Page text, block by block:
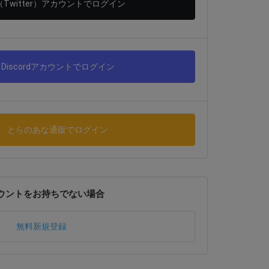
Twitter）アカウントでログイン
Discordアカウントでログイン
とらのあな通販でログイン
ントをお持ちでない場合
無料新規登録